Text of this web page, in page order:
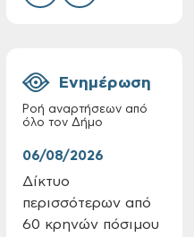
προσληπτέων και
Δήμου Χανίων
Ενημέρωση
Ροή αναρτήσεων από
όλο τον Δήμο
06/08/2026
Δίκτυο
περισσότερων από
60 κρηνών πόσιμου